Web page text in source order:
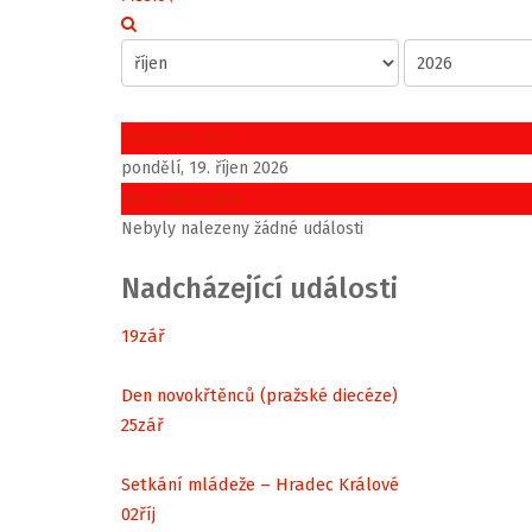
Předchozí den
pondělí, 19. říjen 2026
Následující den
Nebyly nalezeny žádné události
Nadcházející události
19zář
Den novokřtěnců (pražské diecéze)
25zář
Setkání mládeže – Hradec Králové
02říj